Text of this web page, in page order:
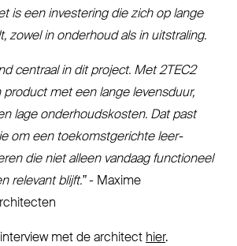
is een investering die zich op lange
zowel in onderhoud als in uitstraling.
centraal in dit project. Met2TEC2
product met een lange levensduur,
lage onder­houdskosten. Dat past
om een toe­komst­gerichte leer­
die niet alleen vandaag func­tioneel
relevant blijft.”- Maxime
met de architect hier.